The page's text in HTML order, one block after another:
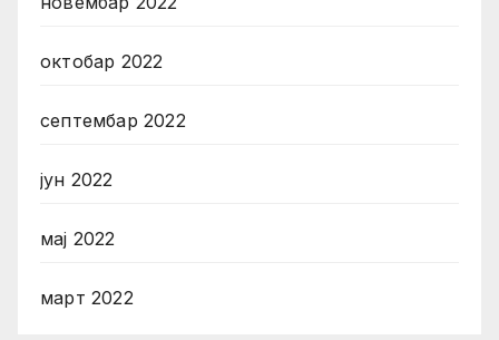
октобар 2022
септембар 2022
јун 2022
мај 2022
март 2022